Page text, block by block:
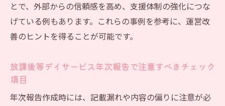
とで、外部からの信頼感を高め、支援体制の強化につな
げている例もあります。これらの事例を参考に、運営改
善のヒントを得ることが可能です。
放課後等デイサービス年次報告で注意すべきチェック
項目
年次報告作成時には、記載漏れや内容の偏りに注意が必